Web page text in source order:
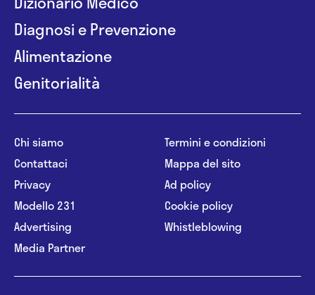
Diagnosi e Prevenzione
Alimentazione
Genitorialità
Chi siamo
Contattaci
Privacy
Modello 231
Advertising
Media Partner
Termini e condizioni
Mappa del sito
Ad policy
Cookie policy
Whistleblowing